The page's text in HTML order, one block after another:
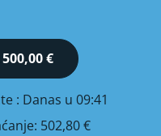
500,00 €
: Danas u 09:41
502,80 €